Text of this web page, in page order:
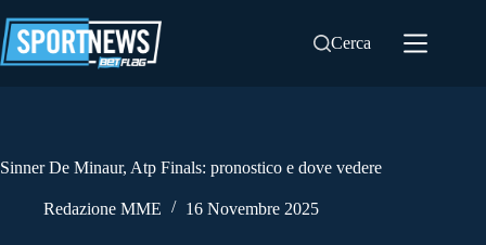
al
contenuto
Cerca
Sinner De Minaur, Atp Finals: pronostico e dove vedere
Redazione MME 16 Novembre 2025